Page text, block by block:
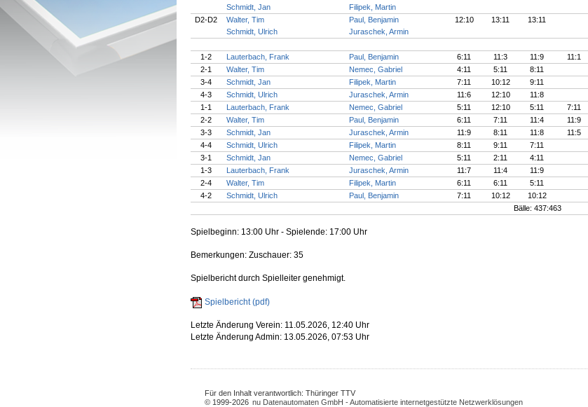
Schmidt, Jan
Filipek, Martin
D2-D2
Walter, Tim
Schmidt, Ulrich
Paul, Benjamin
Juraschek, Armin
12:10 13:11 13:11
1-2 Lauterbach, Frank Paul, Benjamin 6:11 11:3 11:9 11:1
2-1
Walter, Tim Nemec, Gabriel 4:11 5:11 8:11
3-4
Schmidt, Jan Filipek, Martin 7:11 10:12 9:11
4-3
Schmidt, Ulrich Juraschek, Armin 11:6 12:10 11:8
1-1
Lauterbach, Frank Nemec, Gabriel 5:11 12:10 5:11 7:11
2-2
Walter, Tim Paul, Benjamin 6:11 7:11 11:4 11:9
3-3
Schmidt, Jan Juraschek, Armin 11:9 8:11 11:8 11:5
4-4
Schmidt, Ulrich Filipek, Martin 8:11 9:11 7:11
3-1
Schmidt, Jan Nemec, Gabriel 5:11 2:11 4:11
1-3
Lauterbach, Frank Juraschek, Armin 11:7 11:4 11:9
2-4
Walter, Tim Filipek, Martin 6:11 6:11 5:11
4-2
Schmidt, Ulrich Paul, Benjamin 7:11 10:12 10:12
Bälle: 437:463
Spielbeginn: 13:00 Uhr - Spielende: 17:00 Uhr
Bemerkungen: Zuschauer: 35
Spielbericht durch Spielleiter genehmigt.
Spielbericht (pdf)
Letzte Änderung Verein: 11.05.2026, 12:40 Uhr
Letzte Änderung Admin: 13.05.2026, 07:53 Uhr
Für den Inhalt verantwortlich: Thüringer TTV
© 1999-2026 nu Datenautomaten GmbH - Automatisierte internetgestützte Netzwerklösungen